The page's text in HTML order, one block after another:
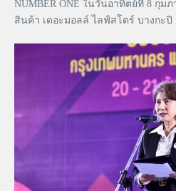
NUMBER ONE ในวันอาทิตย์ที่ 8 กุม
สินค้า เดอะมอลล์ ไลฟ์สโตร์ บางกะปิ